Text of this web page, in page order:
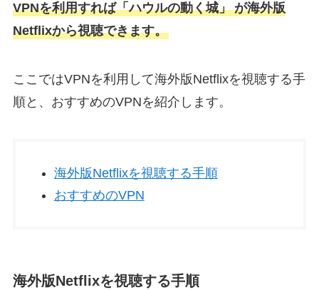
VPNを利用すれば「ハウルの動く城」 が海外版
Netflixから視聴できます。
ここではVPNを利用して海外版Netflixを視聴する手
順と、おすすめのVPNを紹介します。
海外版Netflixを視聴する手順
おすすめのVPN
海外版Netflixを視聴する手順